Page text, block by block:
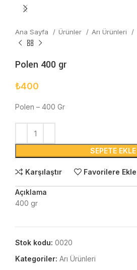
Ana Sayfa Ürünler Arı Ürünleri
Polen 400 gr
₺400
Polen – 400 Gr
SEPETE EKLE
Karşılaştır Favorilere Ekle
Açıklama
400 gr
Stok kodu: 0020
Kategoriler: Arı Ürünleri